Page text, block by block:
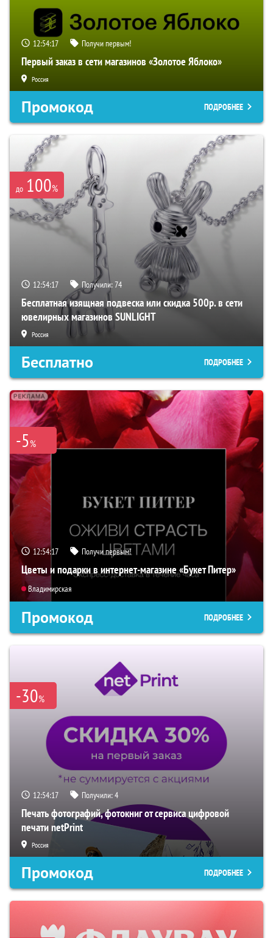
12:54:16 Получи первым!
Первый заказ в сети магазинов «Золотое Яблоко»
Россия
Промокод ПОДРОБНЕЕ
до 100%
12:54:16 Получили:74
Бесплатная изящная подвеска или скидка 500р. в сети
ювелирных магазинов SUNLIGHT
Россия
Бесплатно ПОДРОБНЕЕ
-5%
12:54:16 Получи первым!
Цветы и подарки в интернет-магазине «Букет Питер»
Владимирская
Промокод ПОДРОБНЕЕ
-30%
12:54:16 Получили:4
Печать фотографий, фотокниг от сервиса цифровой
печати netPrint
Россия
Промокод ПОДРОБНЕЕ